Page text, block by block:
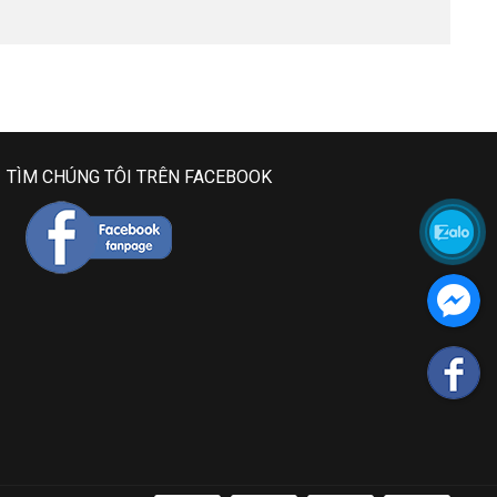
TÌM CHÚNG TÔI TRÊN FACEBOOK